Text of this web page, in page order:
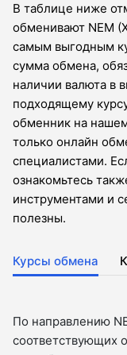
В таблице ниже
обменивают NEM
самым выгодным
сумма обмена,
наличии валюта в
подходящему
обменник на
только онлайн
специалистами.
ознакомьтесь
инструментами и
полезны.
Курсы обмена
По направлению
соответствующих